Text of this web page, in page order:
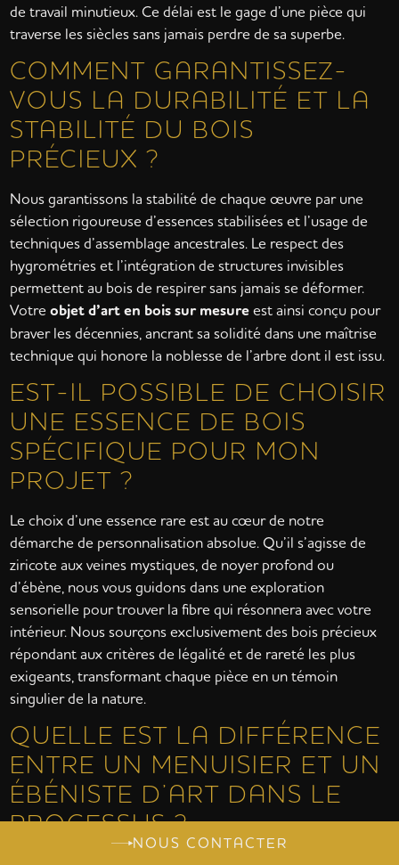
de travail minutieux. Ce délai est le gage d’une pièce qui
traverse les siècles sans jamais perdre de sa superbe.
COMMENT GARANTISSEZ-
VOUS LA DURABILITÉ ET LA
STABILITÉ DU BOIS
PRÉCIEUX ?
Nous garantissons la stabilité de chaque œuvre par une
sélection rigoureuse d’essences stabilisées et l’usage de
techniques d’assemblage ancestrales. Le respect des
hygrométries et l’intégration de structures invisibles
permettent au bois de respirer sans jamais se déformer.
Votreobjet d’art en bois sur mesureest ainsi conçu pour
braver les décennies, ancrant sa solidité dans une maîtrise
technique qui honore la noblesse de l’arbre dont il est issu.
EST-IL POSSIBLE DE CHOISIR
UNE ESSENCE DE BOIS
SPÉCIFIQUE POUR MON
PROJET ?
Le choix d’une essence rare est au cœur de notre
démarche de personnalisation absolue. Qu’il s’agisse de
ziricote aux veines mystiques, de noyer profond ou
d’ébène, nous vous guidons dans une exploration
sensorielle pour trouver la fibre qui résonnera avec votre
intérieur. Nous sourçons exclusivement des bois précieux
répondant aux critères de légalité et de rareté les plus
exigeants, transformant chaque pièce en un témoin
singulier de la nature.
QUELLE EST LA DIFFÉRENCE
ENTRE UN MENUISIER ET UN
ÉBÉNISTE D’ART DANS LE
PROCESSUS ?
NOUS CONTACTER